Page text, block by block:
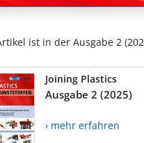
ist in der Ausgabe 2
Joining Plastics
Ausgabe 2 (2025)
› mehr erfahren